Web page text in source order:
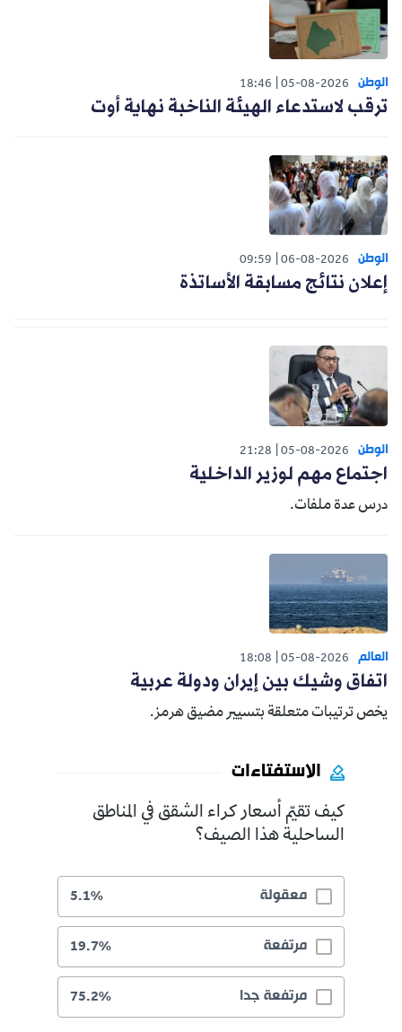
الوطن 05-08-2026
18:46
ترقب لاستدعاء الهيئة الناخبة نهاية أوت
الوطن 06-08-2026
09:59
إعلان نتائج مسابقة الأساتذة
الوطن 05-08-2026
21:28
اجتماع مهم لوزير الداخلية
درس عدة ملفات.
العالم 05-08-2026
18:08
اتفاق وشيك بين إيران ودولة عربية
يخص ترتيبات متعلقة بتسيير مضيق هرمز.
الاستفتاءات
كيف تقيّم أسعار كراء الشقق في المناطق
الساحلية هذا الصيف؟
معقولة 5.1%
مرتفعة 19.7%
مرتفعة جدا 75.2%